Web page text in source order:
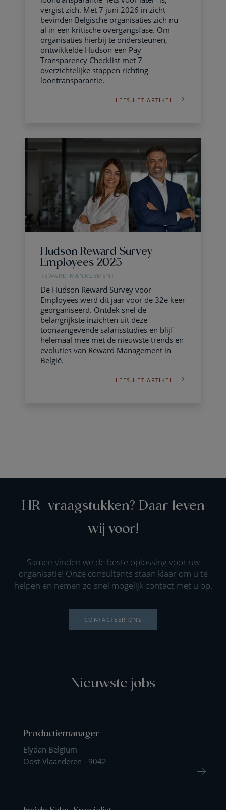
vergist zich. Met 7 juni 2026 in zicht
bevinden Belgische organisaties zich nu
al in een kritische overgangsfase. Om
organisaties hierbij te ondersteunen,
ontwikkelde Hudson een Pay
Transparency Checklist met 7
overzichtelijke stappen richting
loontransparantie.
LEES HET ARTIKEL
Hudson Reward Survey
Employees 2025
REWARD MANAGEMENT
De Hudson Reward Survey voor
Employees werd dit jaar voor de 32e keer
georganiseerd. Ontdek snel de
belangrijkste inzichten uit deze
toonaangevende salarisstudies en blijf
helemaal mee met de nieuwste trends en
evoluties van Reward Management in
België.
LEES HET ARTIKEL
HR-vraagstukken? Daar leven
wij voor!
Samen vinden we de beste oplossing voor uw
organisatie! Onze consultants staan klaar om u te
helpen en nemen zo snel mogelijk contact met u op.
CONTACTEER ONS
Nieuwste jobs
Productiemanager
Elydan Belgium
Oost-Vlaanderen - 9042